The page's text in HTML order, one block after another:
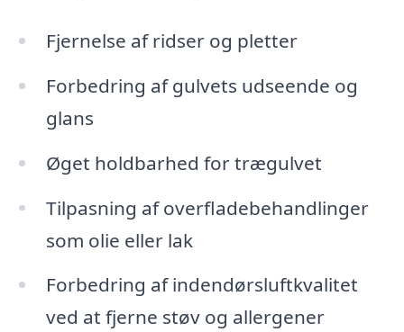
Fjernelse af ridser og pletter
Forbedring af gulvets udseende og
glans
Øget holdbarhed for trægulvet
Tilpasning af overfladebehandlinger
som olie eller lak
Forbedring af indendørsluftkvalitet
ved at fjerne støv og allergener